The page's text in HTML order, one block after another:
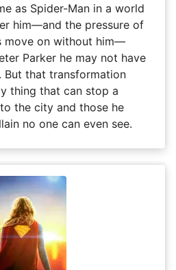
as Spider-Man in a world
him—and the pressure of
move on without him—
Parker he may not have
that transformation
thing that can stop a
the city and those he
no one can even see.